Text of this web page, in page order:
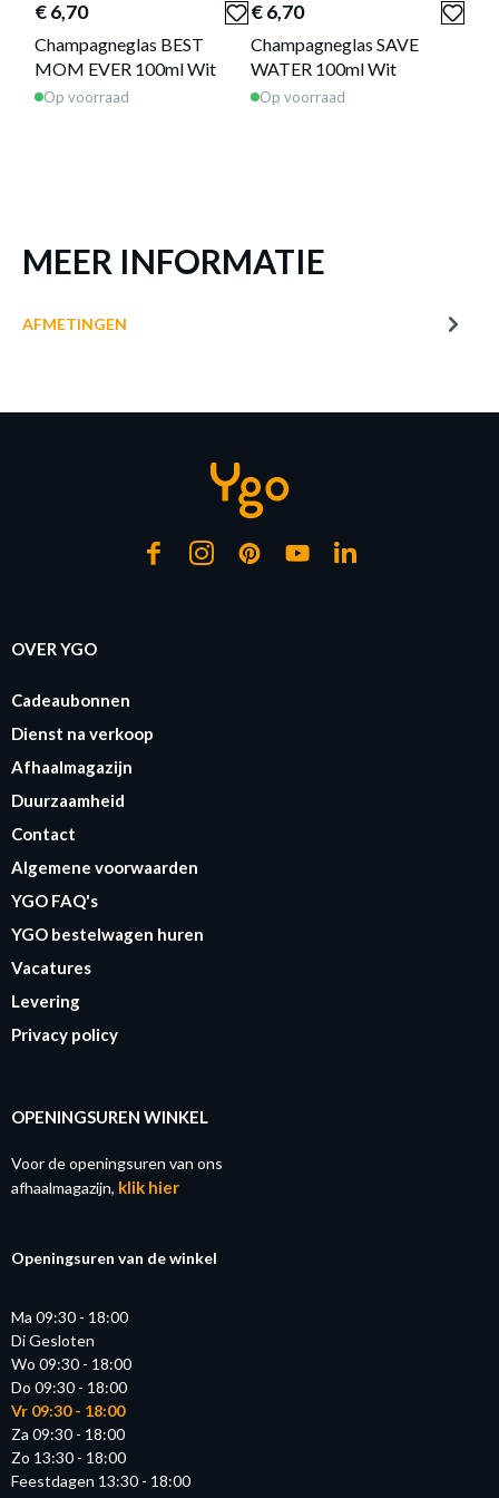
€ 6,70
Champagneglas BEST
MOM EVER 100ml Wit
Op voorraad
€ 6,70
Champagneglas SAVE
WATER 100ml Wit
Op voorraad
MEER INFORMATIE
AFMETINGEN
OVER YGO
Cadeaubonnen
Dienst na verkoop
Afhaalmagazijn
Duurzaamheid
Contact
Algemene voorwaarden
YGO FAQ's
YGO bestelwagen huren
Vacatures
Levering
Privacy policy
OPENINGSUREN WINKEL
Voor de openingsuren van ons
afhaalmagazijn, klik hier
Openingsuren van de winkel
Ma 09:30 - 18:00
Di Gesloten
Wo 09:30 - 18:00
Do 09:30 - 18:00
Vr 09:30 - 18:00
Za 09:30 - 18:00
Zo 13:30 - 18:00
Feestdagen 13:30 - 18:00